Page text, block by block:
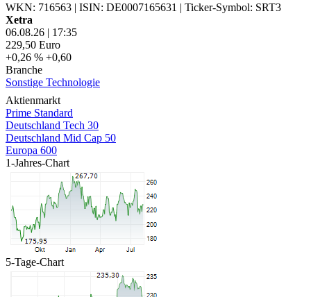
WKN: 716563 | ISIN: DE0007165631 | Ticker-Symbol: SRT3
Xetra
06.08.26 | 17:35
229,50 Euro
+0,26 % +0,60
Branche
Sonstige Technologie
Aktienmarkt
Prime Standard
Deutschland Tech 30
Deutschland Mid Cap 50
Europa 600
1-Jahres-Chart
5-Tage-Chart